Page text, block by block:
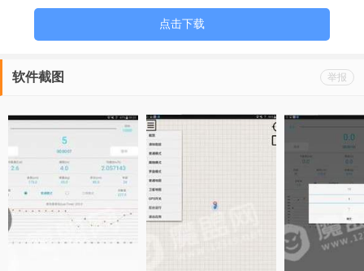
点击下载
举报
软件截图